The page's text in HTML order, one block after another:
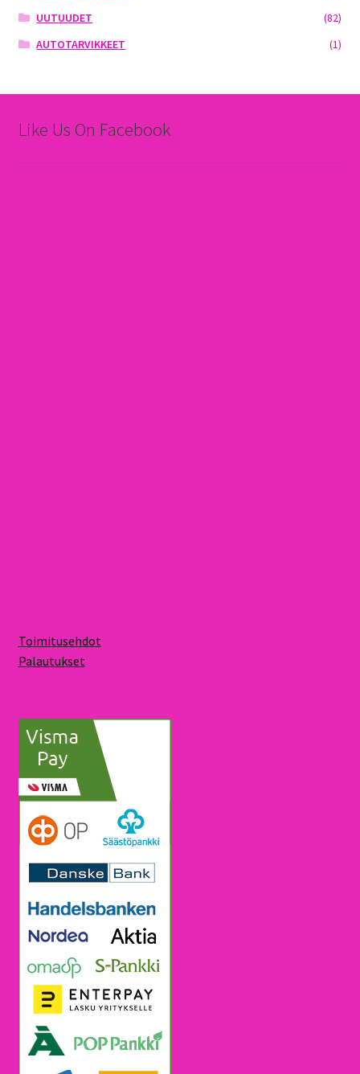
UUTUUDET
(82)
AUTOTARVIKKEET
(1)
Like Us On Facebook
Toimitusehdot
Palautukset